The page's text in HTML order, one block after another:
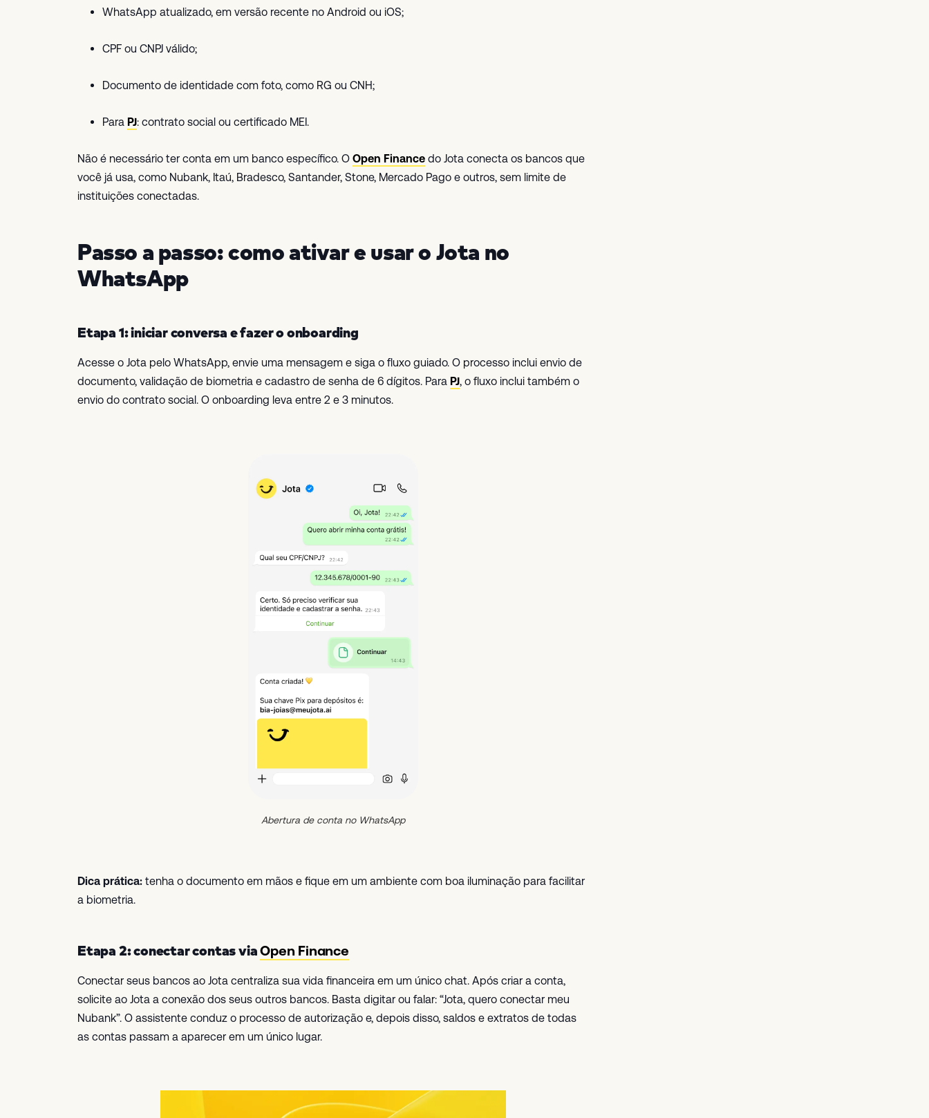
WhatsApp atualizado, em versão recente no Android ou iOS;
CPF ou CNPJ válido;
Documento de identidade com foto, como RG ou CNH;
Para PJ: contrato social ou certificado MEI.
Não é necessário ter conta em um banco específico. O Open Finance do Jota conecta os bancos que
você já usa, como Nubank, Itaú, Bradesco, Santander, Stone, Mercado Pago e outros, sem limite de
instituições conectadas.
Passo a passo: como ativar e usar o Jota no
WhatsApp
Etapa 1: iniciar conversa e fazer o onboarding
Acesse o Jota pelo WhatsApp, envie uma mensagem e siga o fluxo guiado. O processo inclui envio de
documento, validação de biometria e cadastro de senha de 6 dígitos. Para PJ, o fluxo inclui também o
envio do contrato social. O onboarding leva entre 2 e 3 minutos.
Abertura de conta no WhatsApp
Dica prática: tenha o documento em mãos e fique em um ambiente com boa iluminação para facilitar
a biometria.
Etapa 2: conectar contas viaOpen Finance
Conectar seus bancos ao Jota centraliza sua vida financeira em um único chat. Após criar a conta,
solicite ao Jota a conexão dos seus outros bancos. Basta digitar ou falar: “Jota, quero conectar meu
Nubank”. O assistente conduz o processo de autorização e, depois disso, saldos e extratos de todas
as contas passam a aparecer em um único lugar.